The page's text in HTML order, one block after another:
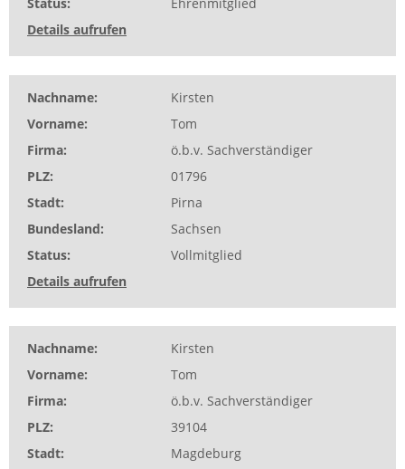
Details aufrufen
Nachname
Kirsten
Vorname
Tom
Firma
ö.b.v. Sachverständiger
PLZ
01796
Stadt
Pirna
Bundesland
Sachsen
Status
Vollmitglied
Details aufrufen
Nachname
Kirsten
Vorname
Tom
Firma
ö.b.v. Sachverständiger
PLZ
39104
Stadt
Magdeburg